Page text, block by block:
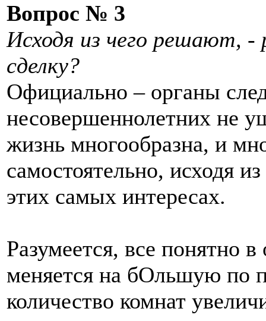
Вопрос № 3
Исходя из чего решают, -
сделку?
Официально – органы
несовершеннолетних не
жизнь многообразна, и
самостоятельно, исходя
этих самых интересах.
Разумеется, все понятно
меняется на бОльшую по
количество комнат